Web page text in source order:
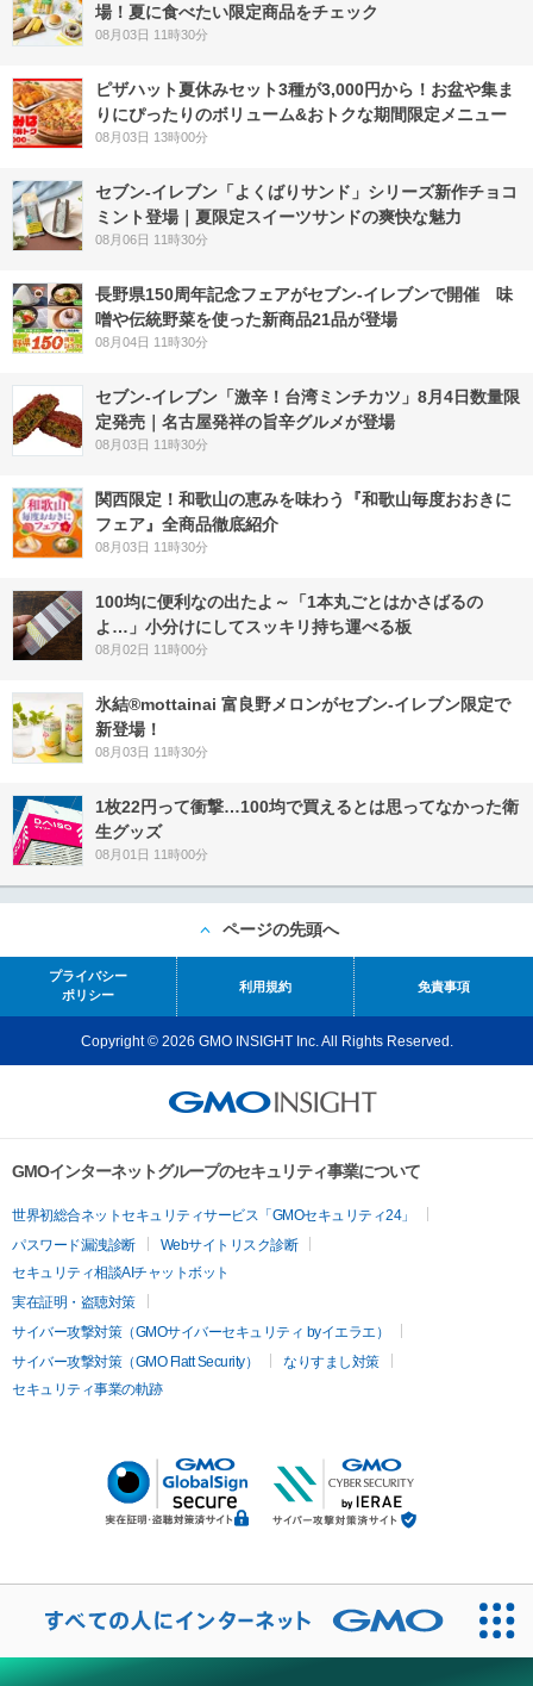
場！夏に食べたい限定商品をチェック
08月03日 11時30分
ピザハット夏休みセット3種が3,000円から！お盆や集ま
りにぴったりのボリューム&おトクな期間限定メニュー
08月03日 13時00分
セブン‐イレブン「よくばりサンド」シリーズ新作チョコ
ミント登場｜夏限定スイーツサンドの爽快な魅力
08月06日 11時30分
長野県150周年記念フェアがセブン-イレブンで開催 味
噌や伝統野菜を使った新商品21品が登場
08月04日 11時30分
セブン-イレブン「激辛！台湾ミンチカツ」8月4日数量限
定発売｜名古屋発祥の旨辛グルメが登場
08月03日 11時30分
関西限定！和歌山の恵みを味わう『和歌山毎度おおきに
フェア』全商品徹底紹介
08月03日 11時30分
100均に便利なの出たよ～「1本丸ごとはかさばるの
よ…」小分けにしてスッキリ持ち運べる板
08月02日 11時00分
氷結®mottainai 富良野メロンがセブン‐イレブン限定で
新登場！
08月03日 11時30分
1枚22円って衝撃…100均で買えるとは思ってなかった衛
生グッズ
08月01日 11時00分
ページの先頭へ
プライバシー
ポリシー
利用規約 免責事項
Copyright © 2026 GMO INSIGHT Inc. All Rights Reserved.
GMOインターネットグループのセキュリティ事業について
世界初総合ネットセキュリティサービス「GMOセキュリティ24」
パスワード漏洩診断
Webサイトリスク診断
セキュリティ相談AIチャットボット
実在証明・盗聴対策
サイバー攻撃対策（GMOサイバーセキュリティ byイエラエ）
サイバー攻撃対策（GMO Flatt Security）
なりすまし対策
セキュリティ事業の軌跡